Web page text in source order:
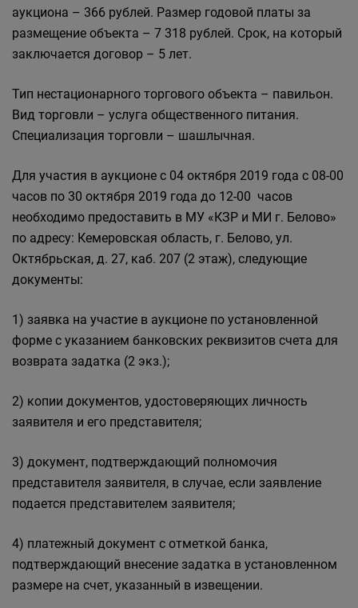
аукциона – 366 рублей. Размер годовой платы за
размещение объекта – 7 318 рублей. Срок, на который
заключается договор – 5 лет.
Тип нестационарного торгового объекта – павильон.
Вид торговли – услуга общественного питания.
Специализация торговли – шашлычная.
Для участия в аукционе с 04 октября 2019 года с 08-00
часов по 30 октября 2019 года до 12-00 часов
необходимо предоставить в МУ «КЗР и МИ г. Белово»
по адресу: Кемеровская область, г. Белово, ул.
Октябрьская, д. 27, каб. 207 (2 этаж), следующие
документы:
1) заявка на участие в аукционе по установленной
форме с указанием банковских реквизитов счета для
возврата задатка (2 экз.);
2) копии документов, удостоверяющих личность
заявителя и его представителя;
3) документ, подтверждающий полномочия
представителя заявителя, в случае, если заявление
подается представителем заявителя;
4) платежный документ с отметкой банка,
подтверждающий внесение задатка в установленном
размере на счет, указанный в извещении.